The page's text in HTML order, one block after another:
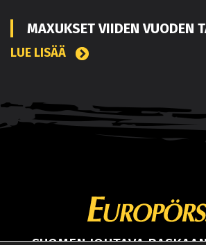
MAXUKSET VIIDEN VUODEN
LUE LISÄÄ